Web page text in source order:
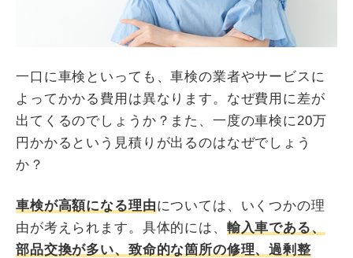
一口に車検といっても、車検の業者やサービスに
よってかかる費用は異なります。なぜ費用に差が
出てくるのでしょうか？また、一度の車検に20万
円かかるという見積りが出るのはなぜでしょう
か？
車検が高額になる理由については、いくつかの理
由が考えられます。具体的には、 輸入車である、
部品交換が多い、致命的な箇所の修理、過剰整